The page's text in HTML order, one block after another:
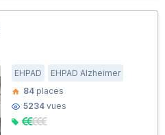
EHPAD
EHPAD Alzheimer
84 places
5234 vues